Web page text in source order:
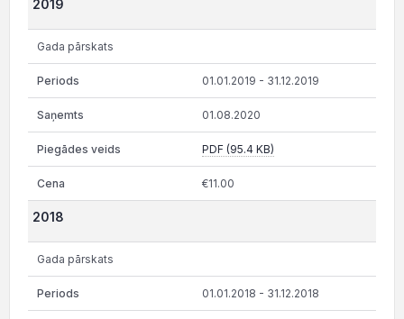
2019
Gada pārskats
01.01.2019 - 31.12.2019
01.08.2020
PDF (95.4 KB)
€11.00
2018
Gada pārskats
01.01.2018 - 31.12.2018